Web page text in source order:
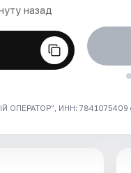
назад
ИНН: 7841075409